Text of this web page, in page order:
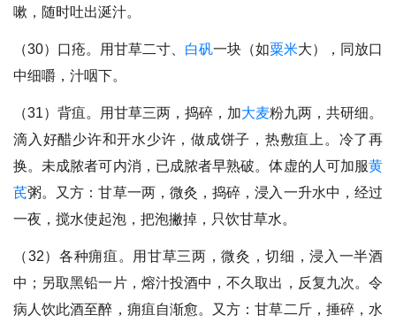
嗽，随时吐出涎汁。
（30）口疮。用甘草二寸、 白矾一块（如粟米大），同放口
中细嚼，汁咽下。
（31）背疽。用甘草三两，捣碎，加大麦粉九两，共研细。
滴入好醋少许和开水少许，做成饼子，热敷疽上。冷了再
换。未成脓者可内消，已成脓者早熟破。体虚的人可加服黄
芪粥。又方：甘草一两，微灸，捣碎，浸入一升水中，经过
一夜，搅水使起泡，把泡撇掉，只饮甘草水。
（32）各种痈疽。用甘草三两，微灸，切细，浸入一半酒
中；另取黑铅一片，熔汁投酒中，不久取出，反复九次。令
病人饮此酒至醉，痈疽自渐愈。又方：甘草二斤，捶碎，水